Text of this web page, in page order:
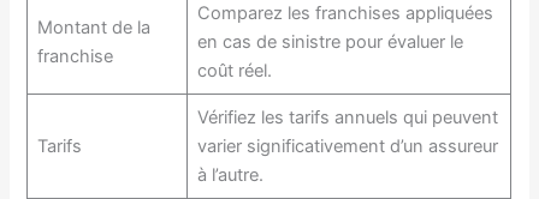
Montant de la
franchise
Comparez les franchises appliquées
en cas de sinistre pour évaluer le
coût réel.
Tarifs
Vérifiez les tarifs annuels qui peuvent
varier significativement d’un assureur
à l’autre.